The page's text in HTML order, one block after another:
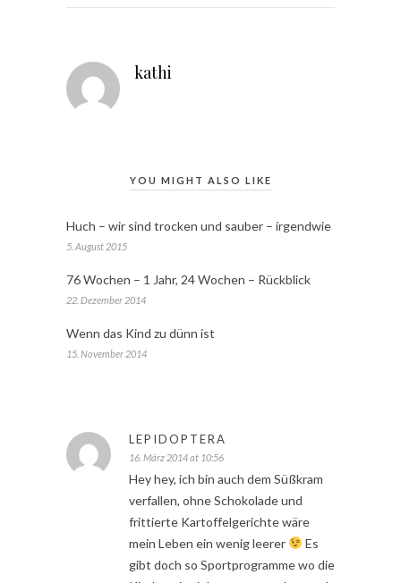
kathi
YOU MIGHT ALSO LIKE
Huch – wir sind trocken und sauber – irgendwie
5. August 2015
76 Wochen – 1 Jahr, 24 Wochen – Rückblick
22. Dezember 2014
Wenn das Kind zu dünn ist
15. November 2014
LEPIDOPTERA
16. März 2014 at 10:56
Hey hey, ich bin auch dem Süßkram
verfallen, ohne Schokolade und
frittierte Kartoffelgerichte wäre
mein Leben ein wenig leerer
Es
gibt doch so Sportprogramme wo die